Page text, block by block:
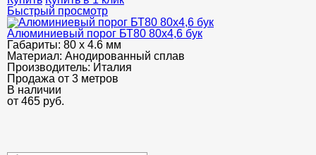
Быстрый просмотр
Алюминиевый порог БТ80 80х4,6 бук
Габариты: 80 х 4.6 мм
Материал: Анодированный сплав
Производитель: Италия
Продажа от 3 метров
В наличии
от 465 руб.